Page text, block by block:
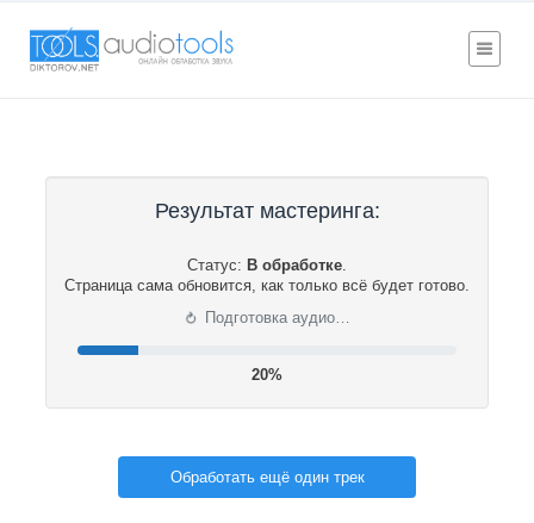
Результат мастеринга:
Статус: В обработке.
Страница сама обновится, как только всё будет готово.
⟳ Подготовка аудио…
20%
Обработать ещё один трек